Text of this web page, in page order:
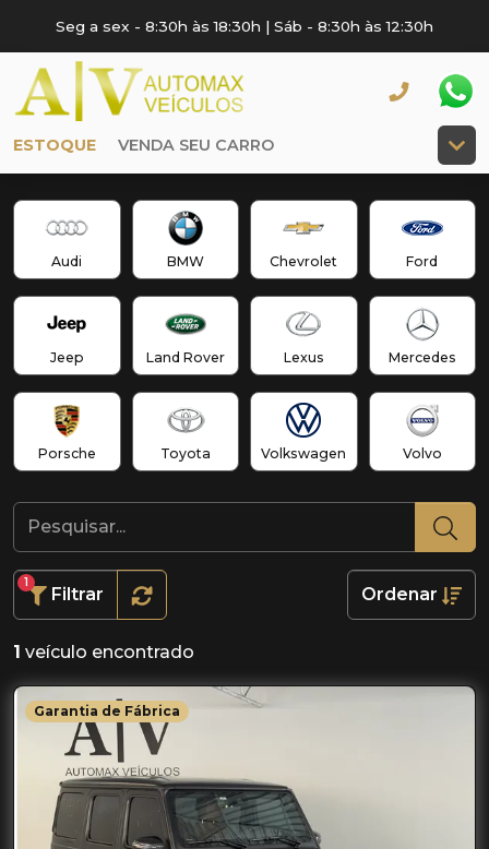
Seg a sex - 8:30h às 18:30h | Sáb - 8:30h às 12:30h
ESTOQUE VENDA SEU CARRO
Audi BMW Chevrolet Ford
Jeep Land Rover Lexus Mercedes
Porsche Toyota Volkswagen Volvo
Filtrar
1
Ordenar
1 veículo encontrado
Garantia de Fábrica